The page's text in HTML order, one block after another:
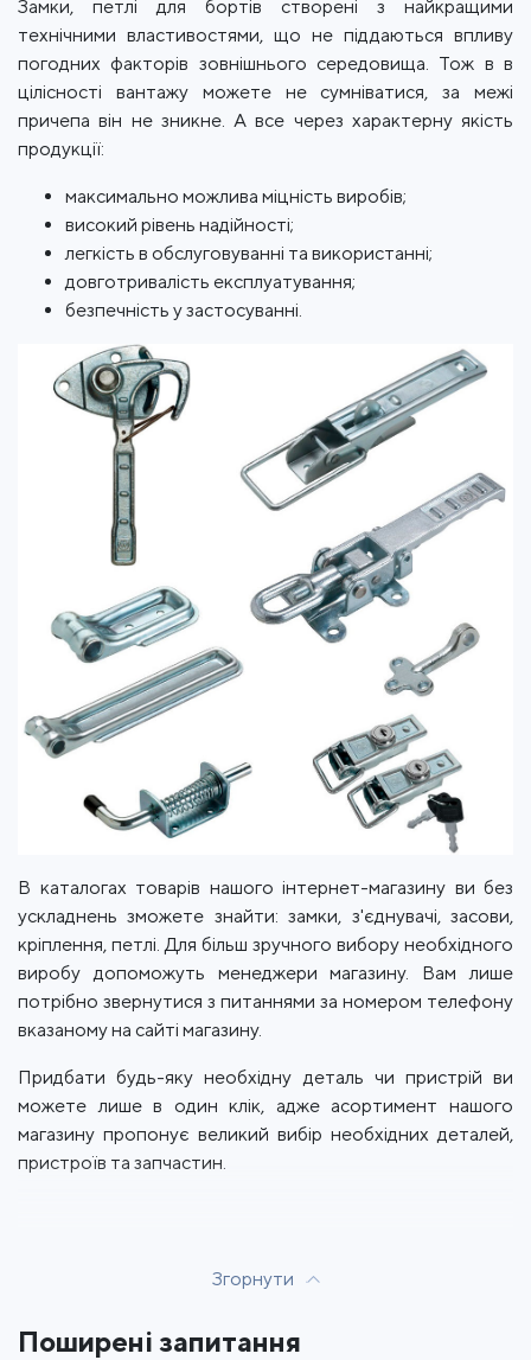
Замки, петлі для бортів створені з найкращими
технічними властивостями, що не піддаються впливу
погодних факторів зовнішнього середовища. Тож в в
цілісності вантажу можете не сумніватися, за межі
причепа він не зникне. А все через характерну якість
продукції:
максимально можлива міцність виробів;
високий рівень надійності;
легкість в обслуговуванні та використанні;
довготривалість експлуатування;
безпечність у застосуванні.
В каталогах товарів нашого інтернет-магазину ви без
ускладнень зможете знайти: замки, з'єднувачі, засови,
кріплення, петлі. Для більш зручного вибору необхідного
виробу допоможуть менеджери магазину. Вам лише
потрібно звернутися з питаннями за номером телефону
вказаному на сайті магазину.
Придбати будь-яку необхідну деталь чи пристрій ви
можете лише в один клік, адже асортимент нашого
магазину пропонує великий вибір необхідних деталей,
пристроїв та запчастин.
Згорнути
Поширені запитання